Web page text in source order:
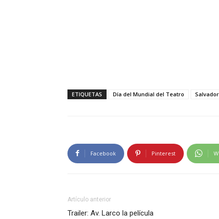
ETIQUETAS Día del Mundial del Teatro
Facebook Pinterest
Artículo anterior
Trailer: Av. Larco la película